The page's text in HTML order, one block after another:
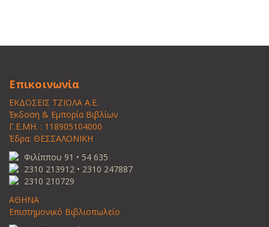
Επικοινωνία
ΕΚΔΟΣΕΙΣ ΤΖΙΟΛΑ Α.Ε.
Έκδοση & Εμπορία Βιβλίων
Γ.Ε.ΜΗ. : 118905104000
Έδρα: ΘΕΣΣΑΛΟΝΙΚΗ
Φιλίππου 91 • 54 635
2310 213912 • 2310 247887
2310 210729
ΑΘΗΝΑ
Επιστημονικό Βιβλιοπωλείο